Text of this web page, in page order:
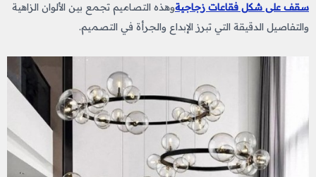
سقف على شكل فقاعات زجاجيةوهذه التصاميم تجمع بين الألوان الزاهية
والتفاصيل الدقيقة التي تبرز الإبداع والجرأة في التصميم.